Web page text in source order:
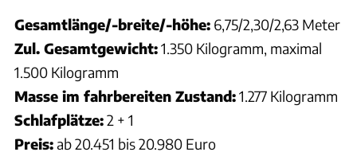
Gesamtlänge/-breite/-höhe: 6,75/2,30/2,63 Meter
Zul. Gesamtgewicht:1.350 Kilogramm, maximal
1.500 Kilogramm
Masse im fahrbereiten Zustand:1.277 Kilogramm
Schlafplätze:2 + 1
Preis:ab 20.451 bis 20.980 Euro